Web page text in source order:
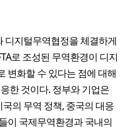
디지털무역협정을 체결하게
로 조성된 무역환경이 디지
변화할 수 있다는 점에 대해
한 것이다. 정부와 기업은
국의 무역 정책, 중국의 대응
이 국제무역환경과 국내의